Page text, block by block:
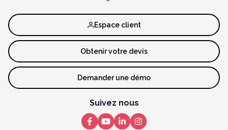
Espace client
Obtenir votre devis
Demander une démo
Suivez nous